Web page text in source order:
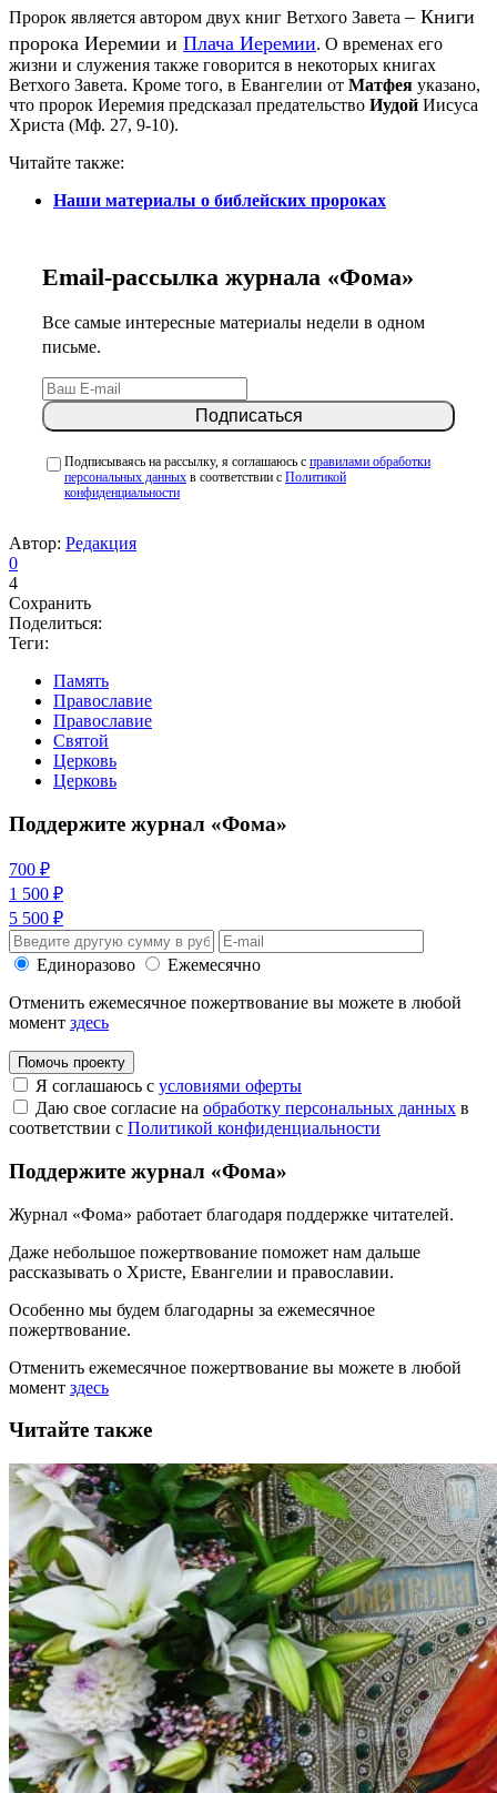
Пророк является автором двух книг Ветхого Завета – Книги
пророка Иеремии и Плача Иеремии. О временах его
жизни и служения также говорится в некоторых книгах
Ветхого Завета. Кроме того, в Евангелии от Матфея указано,
что пророк Иеремия предсказал предательство Иудой Иисуса
Христа (Мф. 27, 9-10).
Читайте также:
Наши материалы о библейских пророках
Email-рассылка журнала «Фома»
Все самые интересные материалы недели в одном
письме.
Подписываясь на рассылку, я соглашаюсь с правилами обработки
персональных данных в соответствии с Политикой
конфиденциальности
Автор: Редакция
0
4
Сохранить
Поделиться:
Теги:
Память
Православие
Православие
Святой
Церковь
Церковь
Поддержите журнал «Фома»
700 ₽
1 500 ₽
5 500 ₽
Единоразово
Ежемесячно
Отменить ежемесячное пожертвование вы можете в любой
момент здесь
Помочь проекту
Я соглашаюсь с условиями оферты
Даю свое согласие на обработку персональных данных в
соответствии с Политикой конфиденциальности
Поддержите журнал «Фома»
Журнал «Фома» работает благодаря поддержке читателей.
Даже небольшое пожертвование поможет нам дальше
рассказывать о Христе, Евангелии и православии.
Особенно мы будем благодарны за ежемесячное
пожертвование.
Отменить ежемесячное пожертвование вы можете в любой
момент здесь
Читайте также